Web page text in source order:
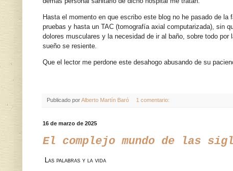
Hasta el momento en que escribo este blog no he pasado de la
pruebas y hasta un TAC (tomografía axial computarizada), sin
dolores musculares y la necesidad de ir al baño, sobre todo por
sueño se resiente.
Que el lector me perdone este desahogo abusando de su
Publicado porAlberto Martín Baró 1 comentario:
16 de marzo de 2025
El complejo mundo de las
Las palabras y la vida